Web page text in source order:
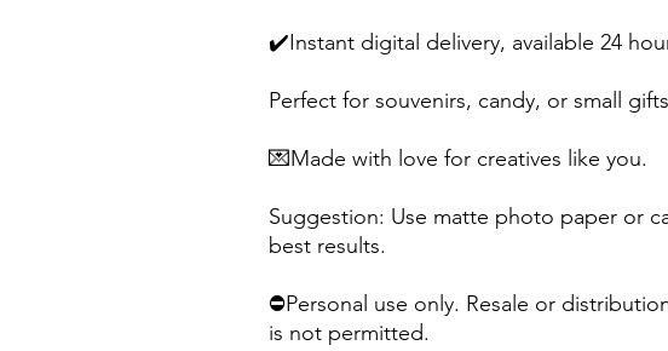
✔️Instant digital delivery, available 24
Perfect for souvenirs, candy, or small
💌Made with love for creatives like you.
Suggestion: Use matte photo paper or
best results.
⛔Personal use only. Resale or
is not permitted.